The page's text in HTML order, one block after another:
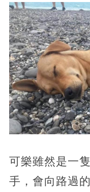
可樂雖然是一
手，會向路過